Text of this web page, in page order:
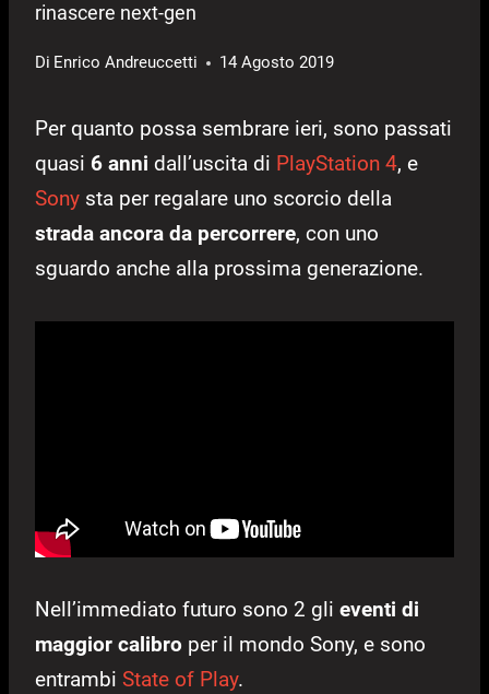
rinascere next-gen
Di Enrico Andreuccetti 14 Agosto 2019
Per quanto possa sembrare ieri, sono passati
quasi 6 anni dall’uscita di PlayStation 4, e
Sony sta per regalare uno scorcio della
strada ancora da percorrere, con uno
sguardo anche alla prossima generazione.
Nell’immediato futuro sono 2 gli eventi di
maggior calibro per il mondo Sony, e sono
entrambi State of Play.